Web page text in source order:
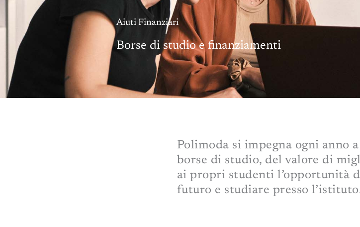
Aiuti Finanziari
Borse di studio e finanziamenti
Polimoda si impegna ogni anno
borse di studio, del valore di
ai propri studenti l’opportunità
futuro e studiare presso